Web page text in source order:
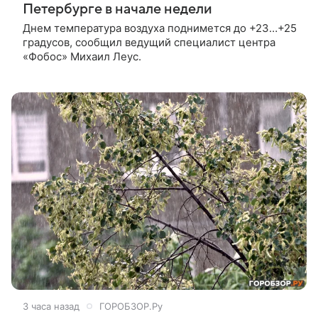
Петербурге в начале недели
Днем температура воздуха поднимется до +23…+25
градусов, сообщил ведущий специалист центра
«Фобос» Михаил Леус.
3 часа назад ГОРОБЗОР.Ру